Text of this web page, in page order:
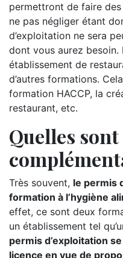
permettront de faire des
ne pas négliger étant
d’exploitation ne sera
dont vous aurez besoin.
établissement de
d’autres formations.
formation HACCP, la
restaurant, etc.
Quelles
Très souvent, le permis
formation à l’hygiène
effet, ce sont deux
un établissement tel
permis d’exploitation
licence en vue de